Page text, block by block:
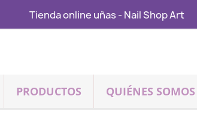
Tienda online uñas - Nail Shop Art
PRODUCTOS
QUIÉNES SOMOS